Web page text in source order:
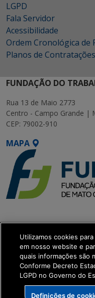
LGPD
Fala Servidor
Acessibilidade
Ordem Cronológica de
Planos de
FUNDAÇÃO DO
Rua 13 de Maio 2773
Centro - Campo Grande |
CEP: 79002-910
MAPA
SETDIG | Secretaria-
Executiva de
Transformação
get_footer();
Utilizamos cookies
em nosso website e
quais informações são
Conforme Decreto
LGPD no Governo do
Definições de